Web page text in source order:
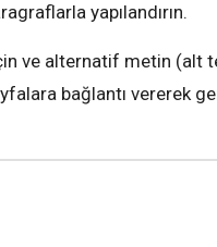
yapılandırın.
ve alternatif metin (alt
bağlantı vererek